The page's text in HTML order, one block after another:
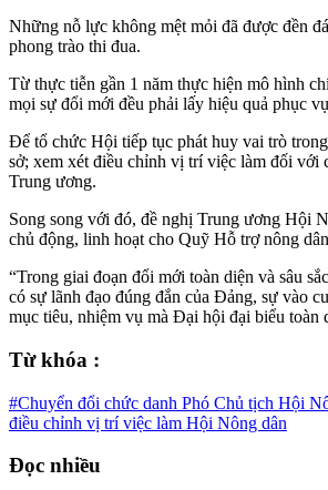
Những nỗ lực không mệt mỏi đã được đền
phong trào thi đua.
Từ thực tiễn gần 1 năm thực hiện mô hình
mọi sự đổi mới đều phải lấy hiệu quả phục
Để tổ chức Hội tiếp tục phát huy vai trò
sở; xem xét điều chỉnh vị trí việc làm đối với
Trung ương.
Song song với đó, đề nghị Trung ương Hội
chủ động, linh hoạt cho Quỹ Hỗ trợ nông
“Trong giai đoạn đổi mới toàn diện và sâu
có sự lãnh đạo đúng đắn của Đảng, sự vào
mục tiêu, nhiệm vụ mà Đại hội đại biểu
Từ khóa :
#Chuyển đổi chức danh Phó Chủ tịch Hội
điều chỉnh vị trí việc làm Hội Nông dân
Đọc nhiều